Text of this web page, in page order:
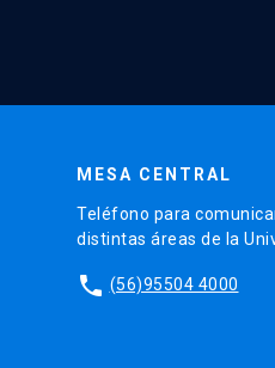
MESA CENTRAL
Teléfono para
distintas áreas de la
phone (56)95504 4000